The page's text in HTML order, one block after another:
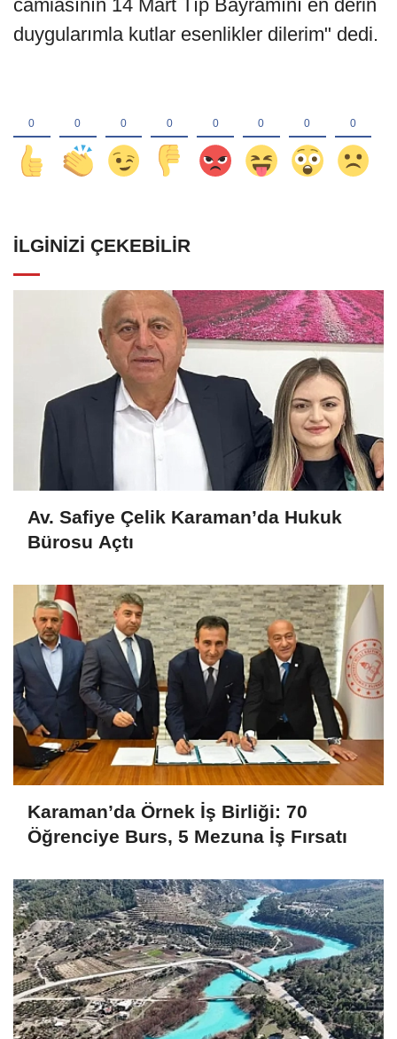
camiasının 14 Mart Tıp Bayramını en derin
duygularımla kutlar esenlikler dilerim" dedi.
İLGINIZI ÇEKEBILIR
Av. Safiye Çelik Karaman’da Hukuk
Bürosu Açtı
Karaman’da Örnek İş Birliği: 70
Öğrenciye Burs, 5 Mezuna İş Fırsatı